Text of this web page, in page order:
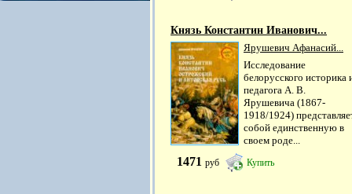
Князь Константин Иванович...
Ярушевич Афанасий...
Исследование
белорусского историка
педагога А. В.
Ярушевича (1867-
1918/1924)
собой единственную в
своем роде...
1471 руб Купить